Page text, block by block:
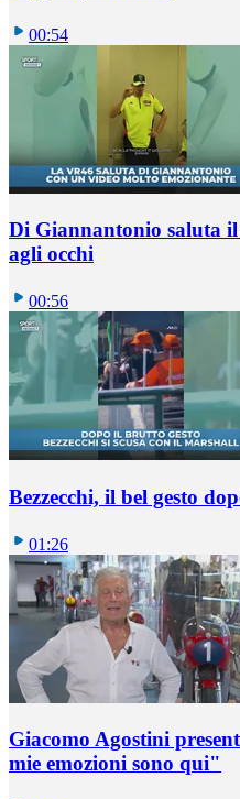
00:54
Di Giannantonio saluta
agli occhi
00:56
Bezzecchi, il bel gesto
01:26
Giacomo Agostini
mie emozioni sono qui"